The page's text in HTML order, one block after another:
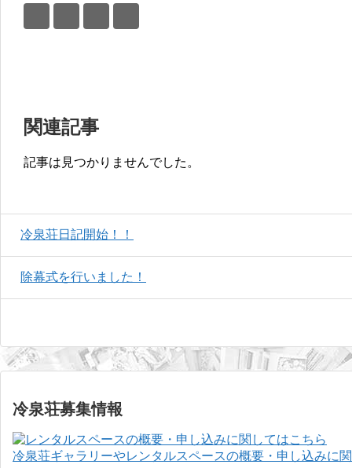
関連記事
記事は見つかりませんでした。
冷泉荘日記開始！！
除幕式を行いました！
冷泉荘募集情報
冷泉荘ギャラリーやレンタルスペースの概要・申し込みに